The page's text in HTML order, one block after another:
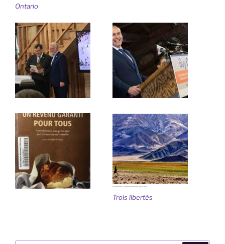
Ontario
Trois libertés